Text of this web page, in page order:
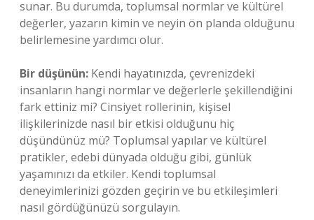
sunar. Bu durumda, toplumsal normlar ve kültürel
değerler, yazarın kimin ve neyin ön planda olduğunu
belirlemesine yardımcı olur.
Bir düşünün: Kendi hayatınızda, çevrenizdeki
insanların hangi normlar ve değerlerle şekillendiğini
fark ettiniz mi? Cinsiyet rollerinin, kişisel
ilişkilerinizde nasıl bir etkisi olduğunu hiç
düşündünüz mü? Toplumsal yapılar ve kültürel
pratikler, edebi dünyada olduğu gibi, günlük
yaşamınızı da etkiler. Kendi toplumsal
deneyimlerinizi gözden geçirin ve bu etkileşimleri
nasıl gördüğünüzü sorgulayın.